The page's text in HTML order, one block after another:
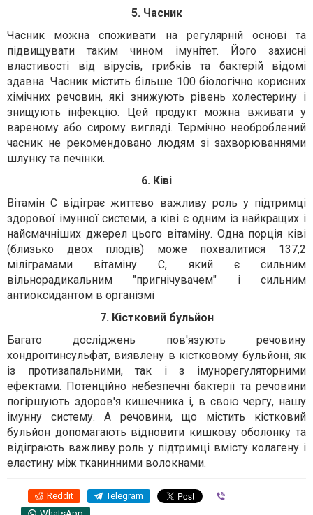
5. Часник
Часник можна споживати на регулярній основі та
підвищувати таким чином імунітет. Його захисні
властивості від вірусів, грибків та бактерій відомі
здавна. Часник містить більше 100 біологічно корисних
хімічних речовин, які знижують рівень холестерину і
знищують інфекцію. Цей продукт можна вживати у
вареному або сирому вигляді. Термічно необроблений
часник не рекомендовано людям зі захворюваннями
шлунку та печінки.
6. Ківі
Вітамін С відіграє життєво важливу роль у підтримці
здорової імунної системи, а ківі є одним із найкращих і
найсмачніших джерел цього вітаміну. Одна порція ківі
(близько двох плодів) може похвалитися 137,2
міліграмами вітаміну С, який є сильним
вільнорадикальним "пригнічувачем" і сильним
антиоксидантом в організмі
7. Кістковий бульйон
Багато досліджень пов'язують речовину
хондроїтинсульфат, виявлену в кістковому бульйоні, як
із протизапальними, так і з імунорегуляторними
ефектами. Потенційно небезпечні бактерії та речовини
погіршують здоров'я кишечника і, в свою чергу, нашу
імунну систему. А речовини, що містить кістковий
бульйон допомагають відновити кишкову оболонку та
відіграють важливу роль у підтримці вмісту колагену і
еластину між тканинними волокнами.
Reddit Telegram